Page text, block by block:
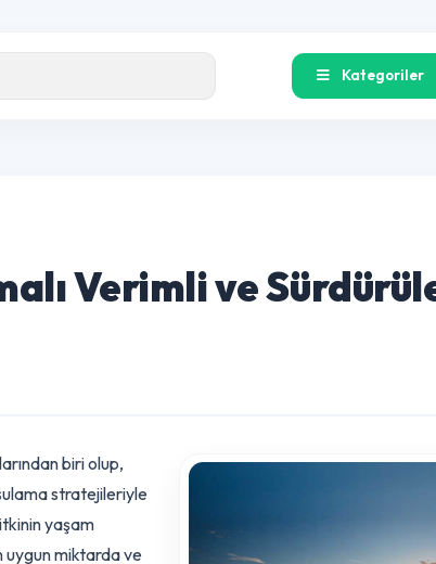
Verimli ve
taşlarından biri olup,
sulama stratejileriyle
bitkinin yaşam